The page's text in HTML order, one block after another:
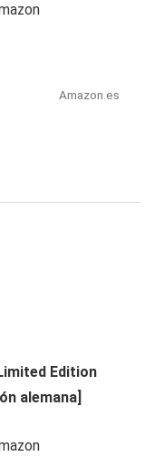
Amazon.es
Edition
alemana]